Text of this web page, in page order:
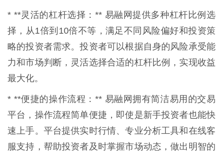
* **灵活的杠杆选择：** 易融网提供多种杠杆比例选
择，从1倍到10倍不等，满足不同风险偏好和投资策
略的投资者需求。投资者可以根据自身的风险承受能
力和市场判断，灵活选择合适的杠杆比例，实现收益
最大化。
* **便捷的操作流程：** 易融网拥有简洁易用的交易
平台，操作流程简单便捷，即使是新手投资者也能快
速上手。平台提供实时行情、专业分析工具和在线客
服支持，帮助投资者及时掌握市场动态，做出明智的